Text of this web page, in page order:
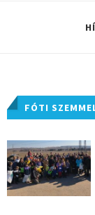
FÓTI